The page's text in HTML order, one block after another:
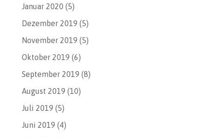
Januar 2020 (5)
Dezember 2019 (5)
November 2019 (5)
Oktober 2019 (6)
September 2019 (8)
August 2019 (10)
Juli 2019 (5)
Juni 2019 (4)